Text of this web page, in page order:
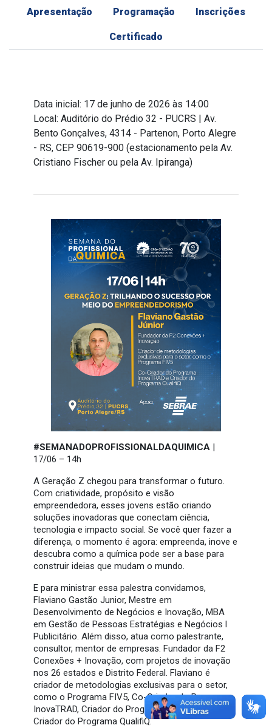
Apresentação Programação Inscrições
Certificado
Data inicial: 17 de junho de 2026 às 14:00
Local: Auditório do Prédio 32 - PUCRS | Av.
Bento Gonçalves, 4314 - Partenon, Porto Alegre
- RS, CEP 90619-900 (estacionamento pela Av.
Cristiano Fischer ou pela Av. Ipiranga)
#SEMANADOPROFISSIONALDAQUIMICA |
17/06 – 14h
A Geração Z chegou para transformar o futuro.
Com criatividade, propósito e visão
empreendedora, esses jovens estão criando
soluções inovadoras que conectam ciência,
tecnologia e impacto social. Se você quer fazer a
diferença, o momento é agora: empreenda, inove e
descubra como a química pode ser a base para
construir ideias que mudam o mundo.
E para ministrar essa palestra convidamos,
Flaviano Gastão Junior, Mestre em
Desenvolvimento de Negócios e Inovação, MBA
em Gestão de Pessoas Estratégias e Negócios l
Publicitário. Além disso, atua como palestrante,
consultor, mentor de empresas. Fundador da F2
Conexões + Inovação, com projetos de inovação
nos 26 estados e Distrito Federal. Flaviano é
criador de metodologias exclusivas para o setor,
como o Programa FIV5, Co-Criador do Programa
InovaTRAD, Criador do Programa InovaMUN e
Criador do Programa QualifiQ.